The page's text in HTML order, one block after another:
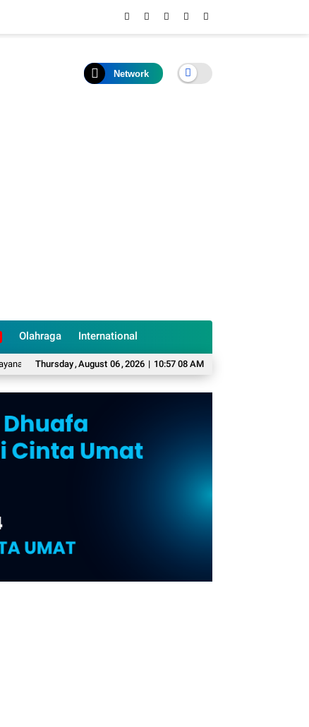
Network
Olahraga International
Thursday,August 06,2026 | 10:57 09 AM
dan BPJS PBI untuk Warga Miskin BKPSDM Cianjur Pastikan Belum